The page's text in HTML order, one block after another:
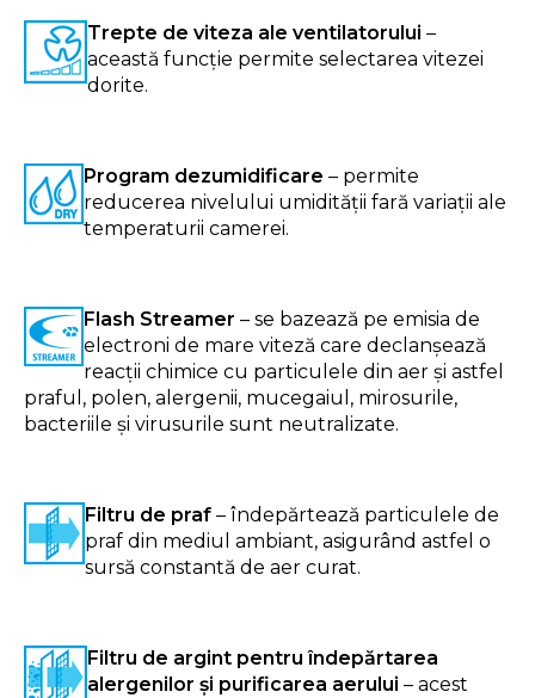
Trepte de viteza ale ventilatorului –
această funcție permite selectarea vitezei
dorite.
Program dezumidificare – permite
reducerea nivelului umidității fară variații ale
temperaturii camerei.
Flash Streamer – se bazează pe emisia de
electroni de mare viteză care declanșează
reacții chimice cu particulele din aer și astfel
praful, polen, alergenii, mucegaiul, mirosurile,
bacteriile și virusurile sunt neutralizate.
Filtru de praf – îndepărtează particulele de
praf din mediul ambiant, asigurând astfel o
sursă constantă de aer curat.
Filtru de argint pentru îndepărtarea
alergenilor și purificarea aerului – acest